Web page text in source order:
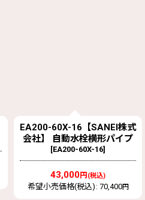
EA200-60X-16【SANEI株式
会社】 自動水栓横形パイプ
[EA200-60X-16]
43,000円 (税込)
希望小売価格(税込) : 70,400円